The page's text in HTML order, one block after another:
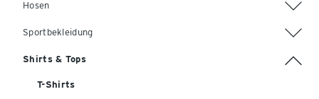
Hosen
Sportbekleidung
Shirts & Tops
T-Shirts